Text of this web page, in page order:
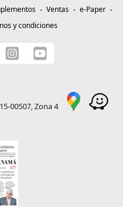
Ventas
e-Paper
y condiciones
00507, Zona 4